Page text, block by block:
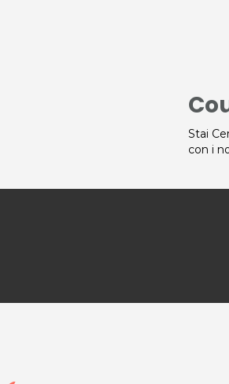
Stai
con i